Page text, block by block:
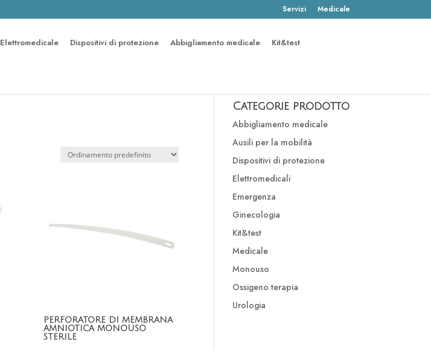
Servizi Medicale
Elettromedicale Dispositivi di protezione Abbigliamento medicale Kit&test
PERFORATORE DI MEMBRANA
AMNIOTICA MONOUSO
STERILE
Categorie prodotto
Abbigliamento medicale
Ausili per la mobilità
Dispositivi di protezione
Elettromedicali
Emergenza
Ginecologia
Kit&test
Medicale
Monouso
Ossigeno terapia
Urologia